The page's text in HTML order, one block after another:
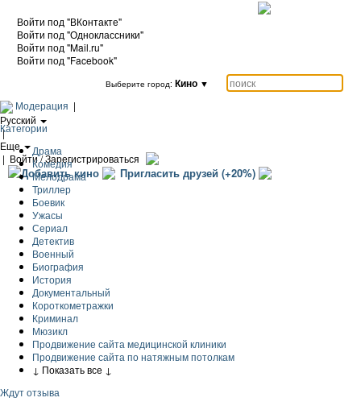
Войти под "ВКонтакте"
Войти под "Одноклассники"
Войти под "Mail.ru"
Войти под "Facebook"
Выберите город: Кино ▼
Модерация |
Русский
|
Еще
| Войти / Зарегистрироваться
Добавить кино Пригласить друзей (+20%)
Категории
Драма
Комедия
Мелодрама
Триллер
Боевик
Ужасы
Сериал
Детектив
Военный
Биография
История
Документальный
Короткометражки
Криминал
Мюзикл
Продвижение сайта медицинской клиники
Продвижение сайта по натяжным потолкам
↓ Показать все ↓
Ждут отзыва